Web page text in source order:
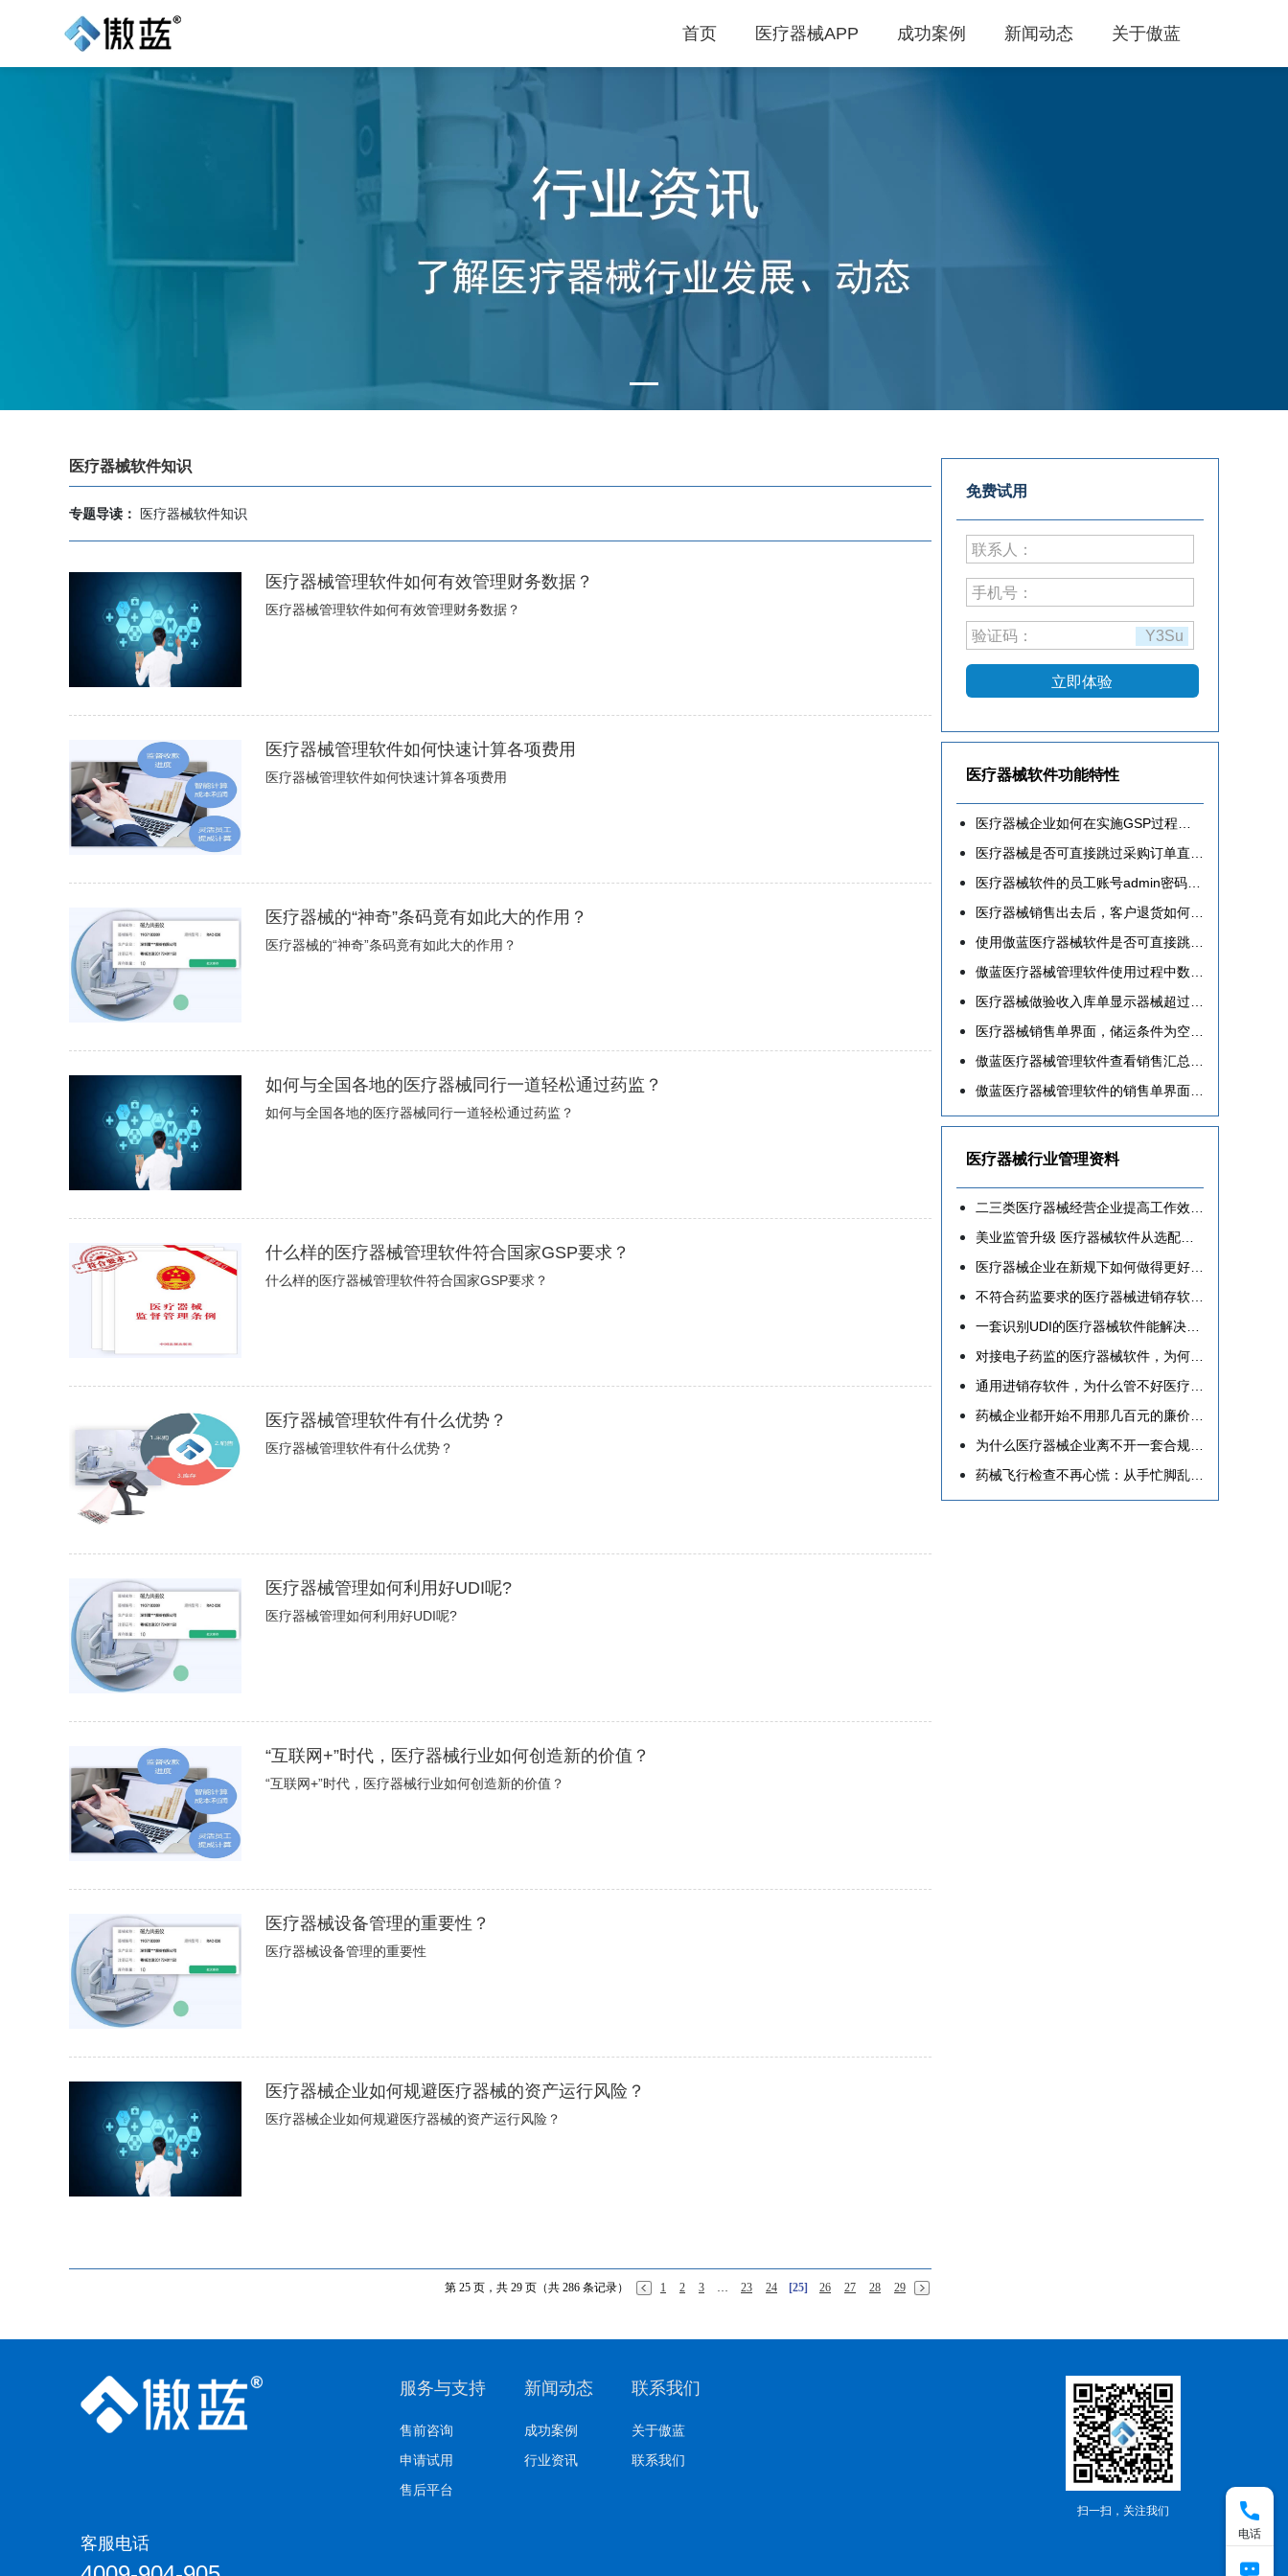
首页 医疗器械APP 成功案例 新闻动态 关于傲蓝
医疗器械软件知识
专题导读： 医疗器械软件知识
医疗器械管理软件如何有效管理财务数据？
医疗器械管理软件如何有效管理财务数据？
医疗器械管理软件如何快速计算各项费用
医疗器械管理软件如何快速计算各项费用
医疗器械的“神奇”条码竟有如此大的作用？
医疗器械的“神奇”条码竟有如此大的作用？
如何与全国各地的医疗器械同行一道轻松通过药监？
如何与全国各地的医疗器械同行一道轻松通过药监？
什么样的医疗器械管理软件符合国家GSP要求？
什么样的医疗器械管理软件符合国家GSP要求？
医疗器械管理软件有什么优势？
医疗器械管理软件有什么优势？
医疗器械管理如何利用好UDI呢?
医疗器械管理如何利用好UDI呢?
“互联网+”时代，医疗器械行业如何创造新的价值？
“互联网+”时代，医疗器械行业如何创造新的价值？
医疗器械设备管理的重要性？
医疗器械设备管理的重要性
医疗器械企业如何规避医疗器械的资产运行风险？
医疗器械企业如何规避医疗器械的资产运行风险？
第 25 页，共 29 页（共 286 条记录） 1 2 3 … 23 24 [25] 26 27 28 29
免费试用
联系人：
手机号：
验证码： Y3Su
立即体验
医疗器械软件功能特性
医疗器械行业管理资料
电话
服务与支持
售前咨询
申请试用
售后平台
新闻动态
成功案例
行业资讯
联系我们
关于傲蓝
联系我们
扫一扫，关注我们
客服电话